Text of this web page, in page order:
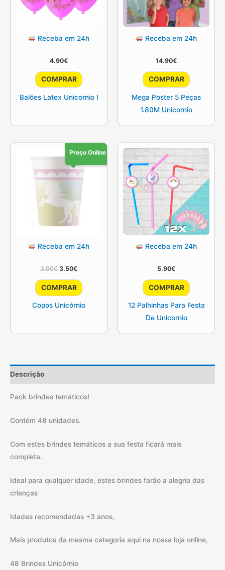
Receba em 24h
4.90€
COMPRAR
Balões Latex Unicornio I
Receba em 24h
14.90€
COMPRAR
Mega Poster 5 Peças
1.80M Unicornio
Preço Online
Receba em 24h
3.90€ O
original
era:
3.50€O
atual
é:
COMPRAR
Copos Unicórnio
Receba em 24h
5.90€
COMPRAR
12 Palhinhas Para Festa
De Unicornio
Descrição
Pack brindes temáticos!
Contém 48 unidades.
Com estes brindes temáticos a sua festa ficará mais
completa.
Ideal para qualquer idade, estes brindes farão a alegria das
crianças
Idades recomendadas +3 anos,
Mais produtos da mesma categoria aqui na nossa loja online,
48 Brindes Unicórnio